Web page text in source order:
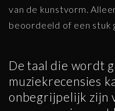
van de kunstvorm.
beoordeeld of een stuk
De taal die wordt
muziekrecensies
onbegrijpelijk zijn